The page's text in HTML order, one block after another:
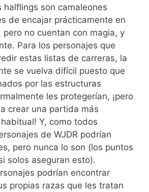
halflings son camaleones
de encajar prácticamente en
pero no cuentan con magia, y
Para los personajes que
estas listas de carreras, la
se vuelva difícil puesto que
por las estructuras
les protegerían, ¡pero
crear una partida más
Y, como todos
de WJDR podrían
pero nunca lo son (los puntos
solos aseguran esto).
podrían encontrar
propias razas que les tratan